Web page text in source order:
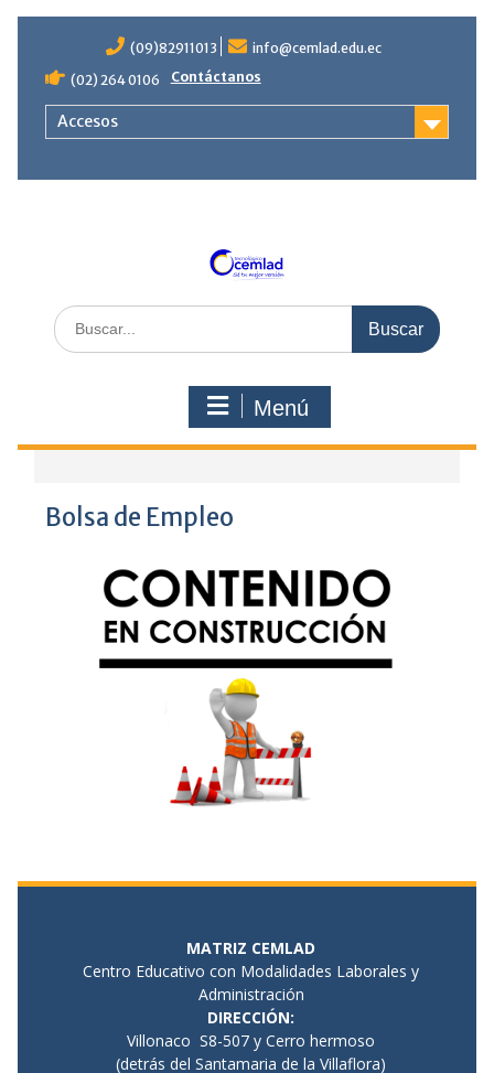
(09)82911013
info@cemlad.edu.ec
(02) 264 0106
Contáctanos
Accesos
Buscar
por:
Menú
Bolsa de Empleo
MATRIZ CEMLAD
Centro Educativo con Modalidades Laborales y
Administración
DIRECCIÓN:
Villonaco S8-507 y Cerro hermoso
(detrás del Santamaria de la Villaflora)